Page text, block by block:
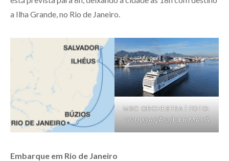
a Ilha Grande, no Rio de Janeiro.
MSC ORCHESTRA | FOTO:
DIVULGAÇÃO/PIER MAUÁ
Embarque em Rio de Janeiro